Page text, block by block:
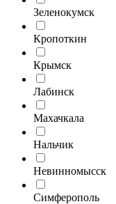
Зеленокумск
Кропоткин
Крымск
Лабинск
Махачкала
Нальчик
Невинномысск
Симферополь